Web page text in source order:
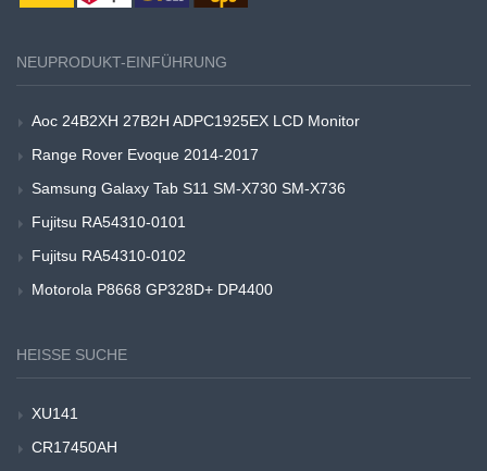
NEUPRODUKT-EINFÜHRUNG
Aoc 24B2XH 27B2H ADPC1925EX LCD Monitor
Range Rover Evoque 2014-2017
Samsung Galaxy Tab S11 SM-X730 SM-X736
Fujitsu RA54310-0101
Fujitsu RA54310-0102
Motorola P8668 GP328D+ DP4400
HEISSE SUCHE
XU141
CR17450AH